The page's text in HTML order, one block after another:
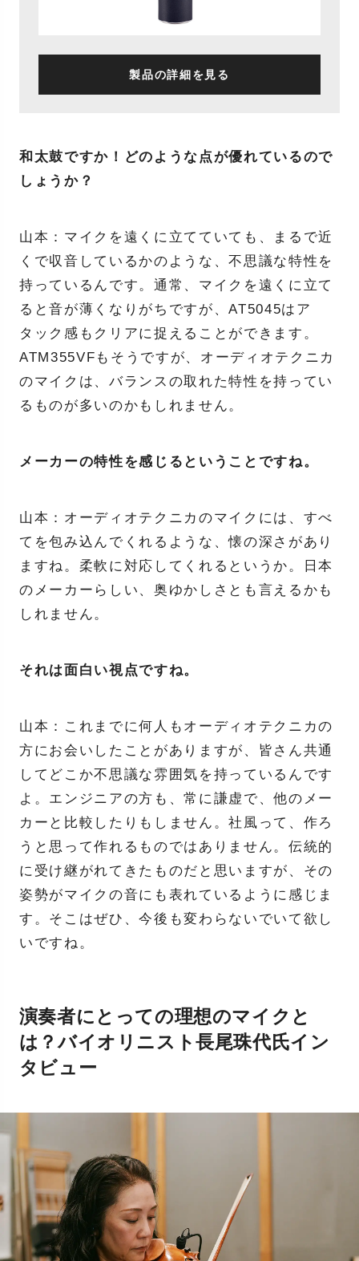
製品の詳細を見る
和太鼓ですか！どのような点が優れているので
しょうか？
山本：マイクを遠くに立てていても、まるで近
くで収音しているかのような、不思議な特性を
持っているんです。通常、マイクを遠くに立て
ると音が薄くなりがちですが、AT5045はア
タック感もクリアに捉えることができます。
ATM355VFもそうですが、オーディオテクニカ
のマイクは、バランスの取れた特性を持ってい
るものが多いのかもしれません。
メーカーの特性を感じるということですね。
山本：オーディオテクニカのマイクには、すべ
てを包み込んでくれるような、懐の深さがあり
ますね。柔軟に対応してくれるというか。日本
のメーカーらしい、奥ゆかしさとも言えるかも
しれません。
それは面白い視点ですね。
山本：これまでに何人もオーディオテクニカの
方にお会いしたことがありますが、皆さん共通
してどこか不思議な雰囲気を持っているんです
よ。エンジニアの方も、常に謙虚で、他のメー
カーと比較したりもしません。社風って、作ろ
うと思って作れるものではありません。伝統的
に受け継がれてきたものだと思いますが、その
姿勢がマイクの音にも表れているように感じま
す。そこはぜひ、今後も変わらないでいて欲し
いですね。
演奏者にとっての理想のマイクと
は？バイオリニスト長尾珠代氏イン
タビュー